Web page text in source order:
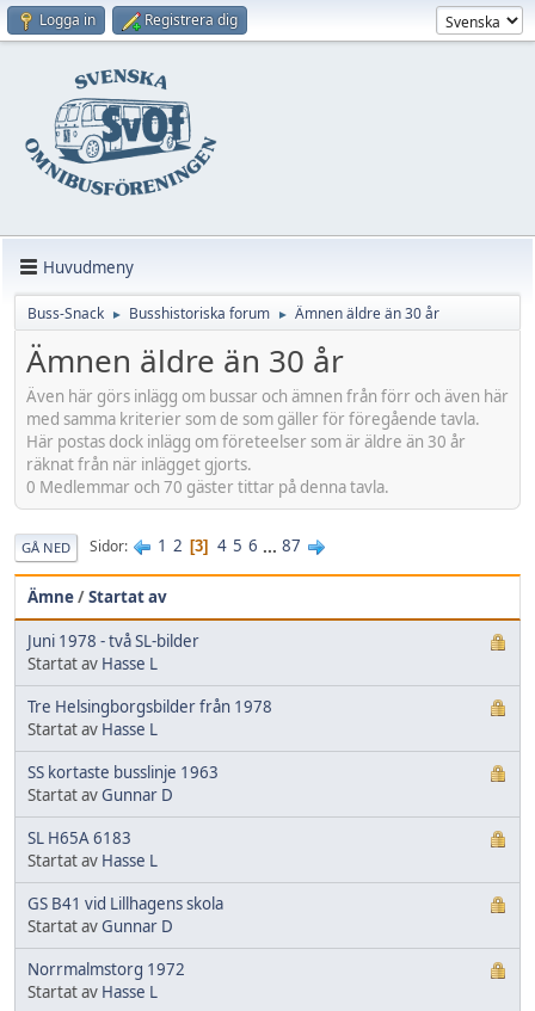
Logga in Registrera dig
Huvudmeny
Buss-Snack ► Busshistoriska forum ► Ämnen äldre än 30 år
Ämnen äldre än 30 år
Även här görs inlägg om bussar och ämnen från förr och även här
med samma kriterier som de som gäller för föregående tavla.
Här postas dock inlägg om företeelser som är äldre än 30 år
räknat från när inlägget gjorts.
0 Medlemmar och 70 gäster tittar på denna tavla.
GÅ NED Sidor 1 2 3 4 5 6 ... 87
Ämne/Startat av
Juni 1978 - två SL-bilder
Startat av Hasse L
Tre Helsingborgsbilder från 1978
Startat av Hasse L
SS kortaste busslinje 1963
Startat avGunnar D
SL H65A 6183
Startat av Hasse L
GS B41 vid Lillhagens skola
Startat avGunnar D
Norrmalmstorg 1972
Startat av Hasse L